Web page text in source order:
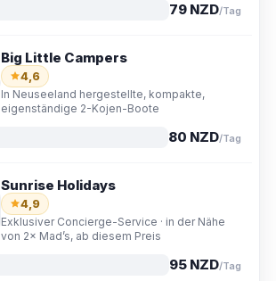
79 NZD/Tag
Big Little Campers
4,6
In Neuseeland hergestellte, kompakte,
eigenständige 2-Kojen-Boote
80 NZD/Tag
Sunrise Holidays
4,9
Exklusiver Concierge-Service · in der Nähe
von 2× Mad’s, ab diesem Preis
95 NZD/Tag